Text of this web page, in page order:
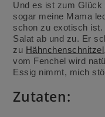
Und es ist zum Glück
sogar meine Mama
schon zu exotisch ist.
Salat ab und zu. Er
zu Hähnchenschnitzel
vom Fenchel wird
Essig nimmt, mich
Zutaten: